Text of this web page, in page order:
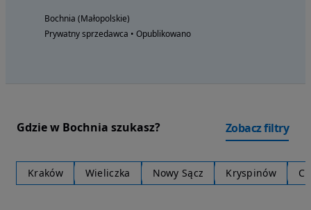
Bochnia (Małopolskie)
Prywatny sprzedawca • Opublikowano
Gdzie w Bochnia szukasz? Zobacz filtry
Kraków Wieliczka Nowy Sącz Kryspinów